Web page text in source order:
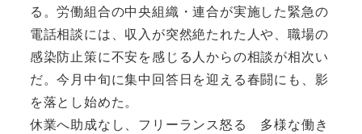
る。労働組合の中央組織・連合が実施した緊急の
電話相談には、収入が突然絶たれた人や、職場の
感染防止策に不安を感じる人からの相談が相次い
だ。今月中旬に集中回答日を迎える春闘にも、影
を落とし始めた。
休業へ助成なし、フリーランス怒る 多様な働き